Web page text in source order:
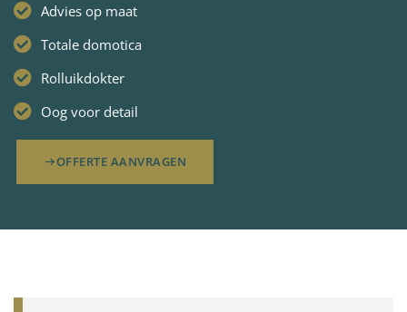
Advies op maat
Totale domotica
Rolluikdokter
Oog voor detail
OFFERTE AANVRAGEN